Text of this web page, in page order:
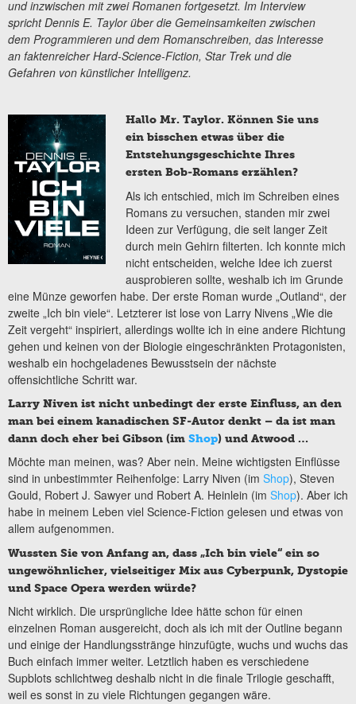
und inzwischen mit zwei Romanen fortgesetzt. Im Interview
spricht Dennis E. Taylor über die Gemeinsamkeiten zwischen
dem Programmieren und dem Romanschreiben, das Interesse
an faktenreicher Hard-Science-Fiction, Star Trek und die
Gefahren von künstlicher Intelligenz.
Hallo Mr. Taylor. Können Sie uns
ein bisschen etwas über die
Entstehungsgeschichte Ihres
ersten Bob-Romans erzählen?
Als ich entschied, mich im Schreiben eines
Romans zu versuchen, standen mir zwei
Ideen zur Verfügung, die seit langer Zeit
durch mein Gehirn filterten. Ich konnte mich
nicht entscheiden, welche Idee ich zuerst
ausprobieren sollte, weshalb ich im Grunde
eine Münze geworfen habe. Der erste Roman wurde „Outland“, der
zweite „Ich bin viele“. Letzterer ist lose von Larry Nivens „Wie die
Zeit vergeht“ inspiriert, allerdings wollte ich in eine andere Richtung
gehen und keinen von der Biologie eingeschränkten Protagonisten,
weshalb ein hochgeladenes Bewusstsein der nächste
offensichtliche Schritt war.
Larry Niven ist nicht unbedingt der erste Einfluss, an den
man bei einem kanadischen SF-Autor denkt – da ist man
dann doch eher bei Gibson (im Shop) und Atwood …
Möchte man meinen, was? Aber nein. Meine wichtigsten Einflüsse
sind in unbestimmter Reihenfolge: Larry Niven (im Shop), Steven
Gould, Robert J. Sawyer und Robert A. Heinlein (im Shop). Aber ich
habe in meinem Leben viel Science-Fiction gelesen und etwas von
allem aufgenommen.
Wussten Sie von Anfang an, dass „Ich bin viele“ ein so
ungewöhnlicher, vielseitiger Mix aus Cyberpunk, Dystopie
und Space Opera werden würde?
Nicht wirklich. Die ursprüngliche Idee hätte schon für einen
einzelnen Roman ausgereicht, doch als ich mit der Outline begann
und einige der Handlungsstränge hinzufügte, wuchs und wuchs das
Buch einfach immer weiter. Letztlich haben es verschiedene
Supblots schlichtweg deshalb nicht in die finale Trilogie geschafft,
weil es sonst in zu viele Richtungen gegangen wäre.